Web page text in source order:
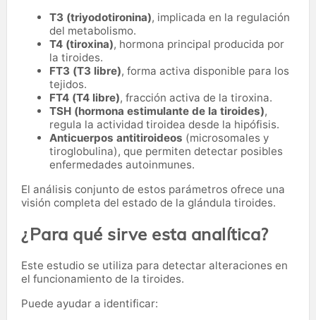
T3 (triyodotironina), implicada en la regulación
del metabolismo.
T4 (tiroxina), hormona principal producida por
la tiroides.
FT3 (T3 libre), forma activa disponible para los
tejidos.
FT4 (T4 libre), fracción activa de la tiroxina.
TSH (hormona estimulante de la tiroides),
regula la actividad tiroidea desde la hipófisis.
Anticuerpos antitiroideos (microsomales y
tiroglobulina), que permiten detectar posibles
enfermedades autoinmunes.
El análisis conjunto de estos parámetros ofrece una
visión completa del estado de la glándula tiroides.
¿Para qué sirve esta analítica?
Este estudio se utiliza para detectar alteraciones en
el funcionamiento de la tiroides.
Puede ayudar a identificar: